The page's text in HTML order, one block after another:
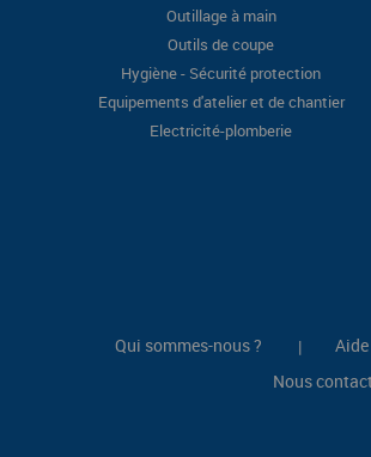
Outillage à main
Outils de coupe
Hygiène - Sécurité protection
Equipements d'atelier et de chantier
Electricité-plomberie
Qui sommes-nous ? |
Nous